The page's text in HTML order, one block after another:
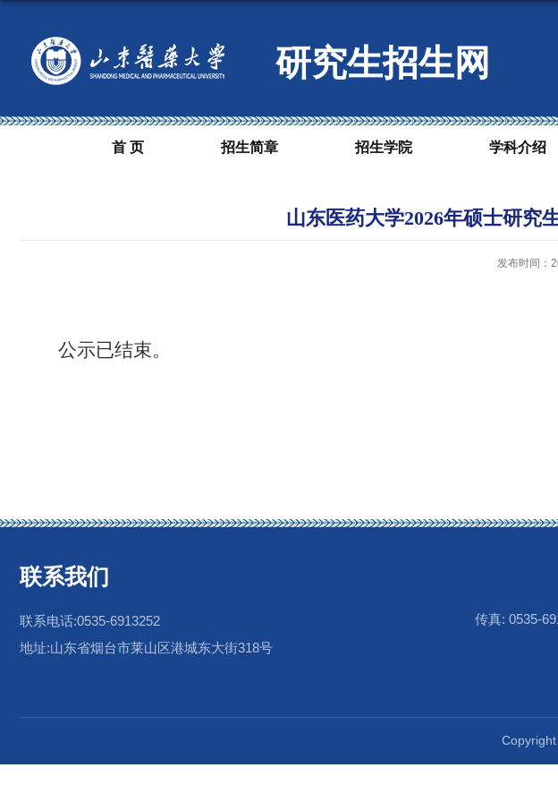
研究生招生网
首 页 招生简章 招生学院 学科介绍
山东医药大学2026年硕士研究
发布时间：
公示已结束。
联系我们
联系电话:0535-6913252
地址:山东省烟台市莱山区港城东大街318号
传真: 0535-